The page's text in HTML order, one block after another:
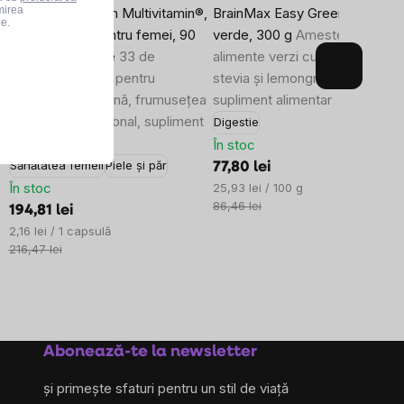
BrainMax Women Multivitamin®,
multivitamine pentru femei, 90
capsule vegetale 33 de
substanțe active pentru
imunitatea feminină, frumusețea
și echilibrul hormonal, supliment
Sănătatea femeiiPiele și păr
În stoc
194,81 lei
Evaluare
preţ:
2,16 lei / 1 capsulă
216,47 lei
BrainMax Easy Greens, lămâie
verde, 300 g Amestec de
alimente verzi cu turmeric BIO,
stevia și lemongrass, 30 porții,
supliment alimentar
Digestie
În stoc
77,80 lei
Evaluare
preţ:
25,93 lei / 100 g
86,46 lei
Abonează-te la newsletter
și primește sfaturi pentru un stil de viață